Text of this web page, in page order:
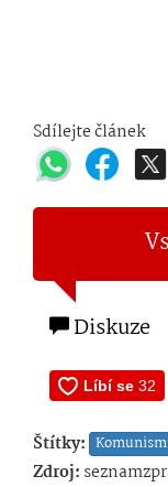
Sdílejte článek
Diskuze
Štítky:
Zdroj: